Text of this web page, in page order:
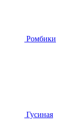
Ромбики
Гусиная